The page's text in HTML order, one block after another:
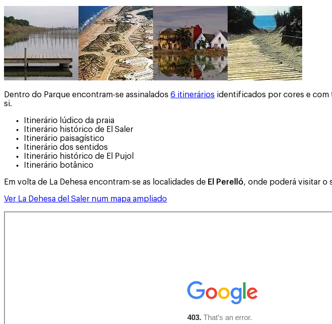
Dentro do Parque encontram-se assinalados 6 itinerários identificados por cores e com
si.
Itinerário lúdico da praia
Itinerário histórico de El Saler
Itinerário paisagístico
Itinerário dos sentidos
Itinerário histórico de El Pujol
Itinerário botânico
Em volta de La Dehesa encontram-se as localidades de El Perelló, onde poderá visitar o
Ver La Dehesa del Saler num mapa ampliado